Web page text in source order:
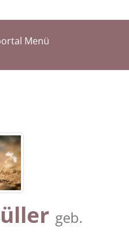
Menü
geb.